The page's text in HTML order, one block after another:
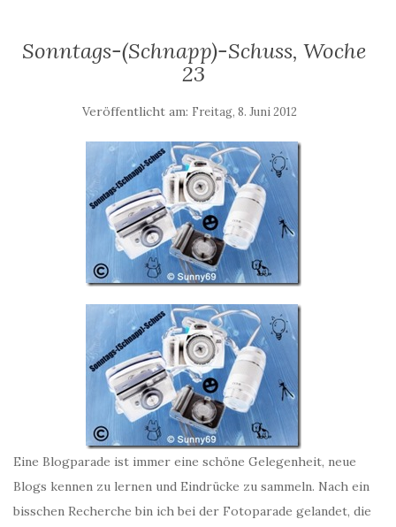
Sonntags-(Schnapp)-Schuss, Woche
23
Veröffentlicht am: Freitag, 8. Juni 2012
Eine Blogparade ist immer eine schöne Gelegenheit, neue
Blogs kennen zu lernen und Eindrücke zu sammeln. Nach ein
bisschen Recherche bin ich bei der Fotoparade gelandet, die